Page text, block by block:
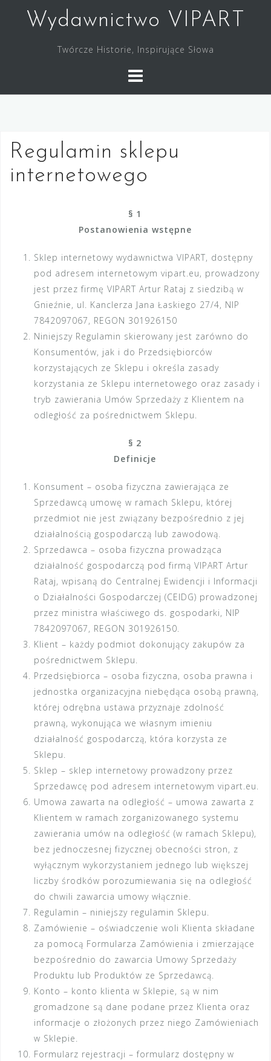
Wydawnictwo VIPART
Twórcze Historie, Inspirujące Słowa
Regulamin sklepu
internetowego
§ 1
Postanowienia wstępne
Sklep internetowy wydawnictwa VIPART, dostępny
pod adresem internetowym vipart.eu, prowadzony
jest przez firmę VIPART Artur Rataj z siedzibą w
Gnieźnie, ul. Kanclerza Jana Łaskiego 27/4, NIP
7842097067, REGON 301926150
Niniejszy Regulamin skierowany jest zarówno do
Konsumentów, jak i do Przedsiębiorców
korzystających ze Sklepu i określa zasady
korzystania ze Sklepu internetowego oraz zasady i
tryb zawierania Umów Sprzedaży z Klientem na
odległość za pośrednictwem Sklepu.
§ 2
Definicje
Konsument – osoba fizyczna zawierająca ze
Sprzedawcą umowę w ramach Sklepu, której
przedmiot nie jest związany bezpośrednio z jej
działalnością gospodarczą lub zawodową.
Sprzedawca – osoba fizyczna prowadząca
działalność gospodarczą pod firmą VIPART Artur
Rataj, wpisaną do Centralnej Ewidencji i Informacji
o Działalności Gospodarczej (CEIDG) prowadzonej
przez ministra właściwego ds. gospodarki, NIP
7842097067, REGON 301926150.
Klient – każdy podmiot dokonujący zakupów za
pośrednictwem Sklepu.
Przedsiębiorca – osoba fizyczna, osoba prawna i
jednostka organizacyjna niebędąca osobą prawną,
której odrębna ustawa przyznaje zdolność
prawną, wykonująca we własnym imieniu
działalność gospodarczą, która korzysta ze
Sklepu.
Sklep – sklep internetowy prowadzony przez
Sprzedawcę pod adresem internetowym vipart.eu.
Umowa zawarta na odległość – umowa zawarta z
Klientem w ramach zorganizowanego systemu
zawierania umów na odległość (w ramach Sklepu),
bez jednoczesnej fizycznej obecności stron, z
wyłącznym wykorzystaniem jednego lub większej
liczby środków porozumiewania się na odległość
do chwili zawarcia umowy włącznie.
Regulamin – niniejszy regulamin Sklepu.
Zamówienie – oświadczenie woli Klienta składane
za pomocą Formularza Zamówienia i zmierzające
bezpośrednio do zawarcia Umowy Sprzedaży
Produktu lub Produktów ze Sprzedawcą.
Konto – konto klienta w Sklepie, są w nim
gromadzone są dane podane przez Klienta oraz
informacje o złożonych przez niego Zamówieniach
w Sklepie.
Formularz rejestracji – formularz dostępny w